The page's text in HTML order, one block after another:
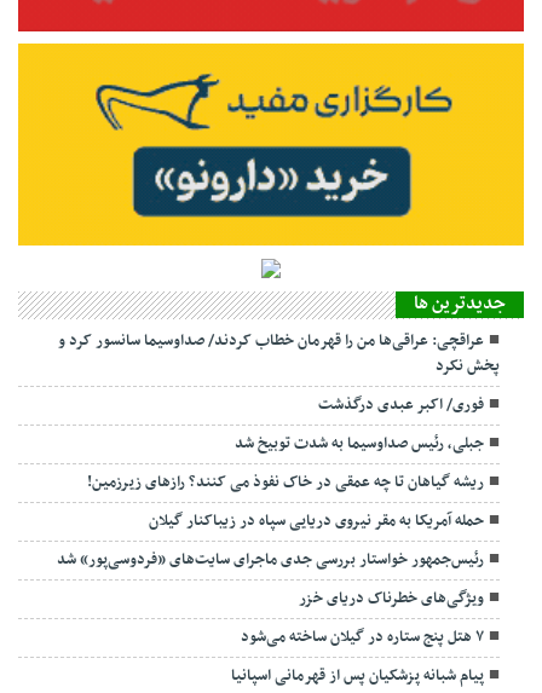
جديدترين ها
عراقچی: عراقی‌ها من را قهرمان خطاب کردند/ صداوسیما سانسور کرد و
پخش نکرد
فوری/ اکبر عبدی درگذشت
جبلی، رئیس صداوسیما به شدت توبیخ شد
ریشه گیاهان تا چه عمقی در خاک نفوذ می کنند؟ رازهای زیرزمین!
حمله آمریکا به مقر نیروی دریایی سپاه در زیباکنار گیلان
رئیس‌جمهور خواستار بررسی جدی ماجرای سایت‌های «فردوسی‌پور» شد
ویژگی‌های خطرناک دریای خزر
۷ هتل پنج ستاره در گیلان ساخته می‌شود
پیام شبانه پزشکیان پس از قهرمانی اسپانیا